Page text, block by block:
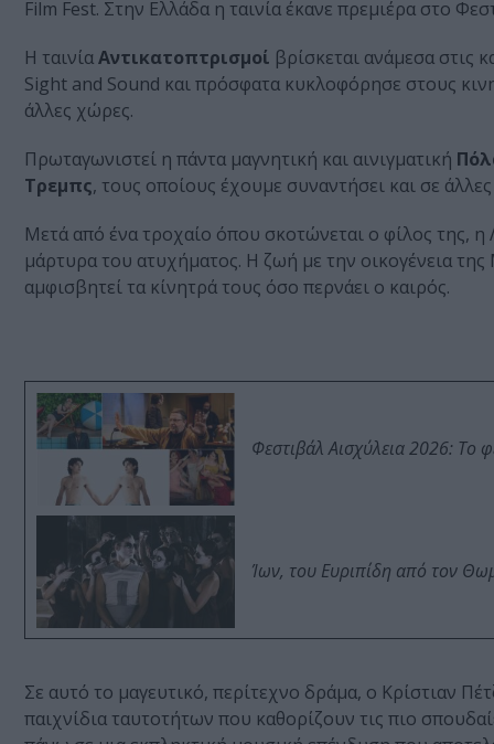
Film Fest. Στην Ελλάδα η ταινία έκανε πρεμιέρα στο
Η ταινίαΑντικατοπτρισμοί βρίσκεται ανάμεσα στις
Sight and Sound και πρόσφατα κυκλοφόρησε στους
άλλες χώρες.
Πρωταγωνιστεί η πάντα μαγνητική και αινιγματική
Τρεμπς, τους οποίους έχουμε συναντήσει και σε άλλες
Μετά από ένα τροχαίο όπου σκοτώνεται ο φίλος της, η
μάρτυρα του ατυχήματος. Η ζωή με την οικογένεια
αμφισβητεί τα κίνητρά τους όσο περνάει ο καιρός.
Φεστιβάλ Αισχύλεια 2026: Το
Ίων, του Ευριπίδη από τον
Σε αυτό το μαγευτικό, περίτεχνο δράμα, ο Κρίστιαν
παιχνίδια ταυτοτήτων που καθορίζουν τις πιο